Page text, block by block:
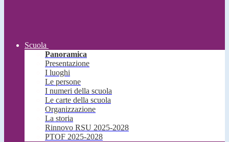
Scuola
Panoramica
Presentazione
I luoghi
Le persone
I numeri della scuola
Le carte della scuola
Organizzazione
La storia
Rinnovo RSU 2025-2028
PTOF 2025-2028